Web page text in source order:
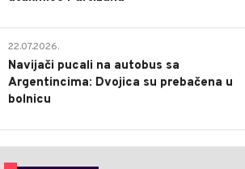
22.07.2026.
Navijači pucali na autobus sa
Argentincima: Dvojica su prebačena u
bolnicu